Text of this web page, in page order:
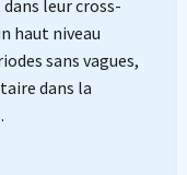
leur cross-
haut niveau
sans vagues,
dans la